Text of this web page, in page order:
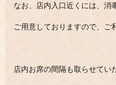
なお、店内入口近くには、消
ご用意しておりますので、ご
店内お席の間隔も取らせてい